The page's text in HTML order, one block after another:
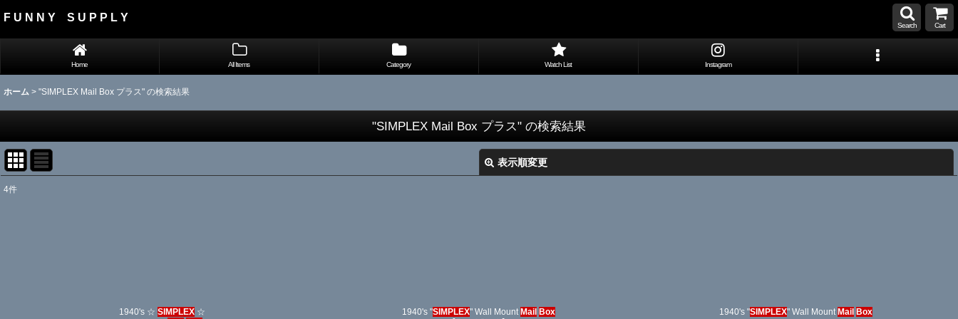
F U N N Y S U P P L Y
Search Cart
Home All Items Category Watch List Instagram
ホーム > "SIMPLEX Mail Box プラス" の検索結果
"SIMPLEX Mail Box プラス" の検索結果
表示順変更
絞り込む
4件
1940's ☆ SIMPLEX☆
1940's "SIMPLEX" Wall Mount Mail Box
1940's "SIMPLEX" Wall Mount Mail Box